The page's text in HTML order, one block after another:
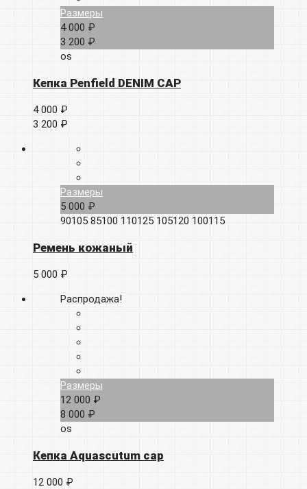
Размеры
4 000 ₽
3 200 ₽
os
Кепка Penfield DENIM CAP
4 000 ₽
3 200 ₽
Размеры
5 000 ₽
90105 85100 110125 105120 100115
Ремень кожаный
5 000 ₽
Распродажа!
Размеры
12 000 ₽
8 000 ₽
os
Кепка Aquascutum cap
12 000 ₽